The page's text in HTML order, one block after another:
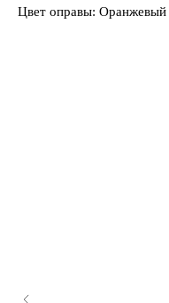
Цвет оправы: Оранжевый